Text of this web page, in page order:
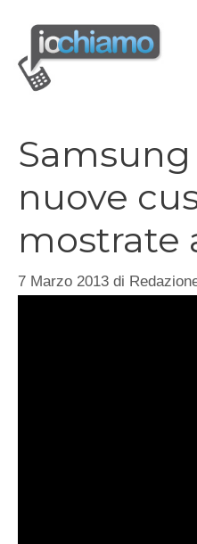
contenuto
Samsung
nuove
mostrate
7 Marzo 2013 di